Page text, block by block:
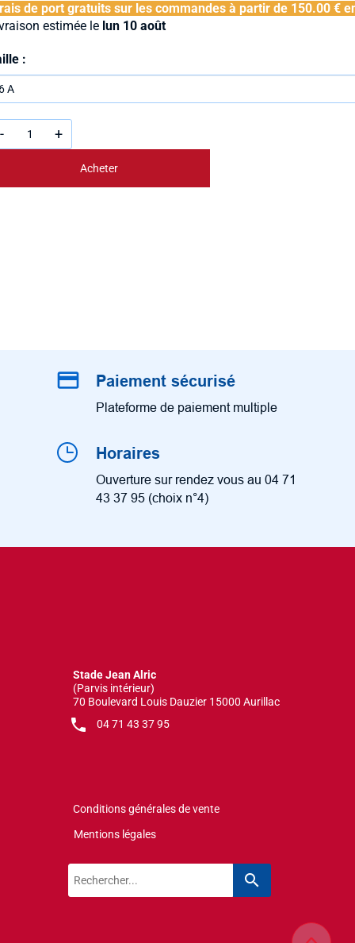
credit_card
local_phone
Stade Jean Alric
(Parvis intérieur)
70 Boulevard Louis Dauzier 15000 Aurillac
04 71 43 37 95
Paiement sécurisé
Plateforme de paiement multiple
Conditions générales de vente
Mentions légales
search
Horaires
Ouverture sur rendez vous au 04 71
43 37 95 (choix n°4)
de port gratuits sur les commandes à partir de 150.00 €
estimée le lun 10 août
:
- +
Acheter